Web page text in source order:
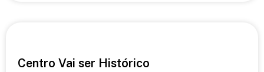
Centro Vai ser Histórico